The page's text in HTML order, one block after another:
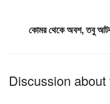
কোমর থেকে অবশ, তবু
Discussion